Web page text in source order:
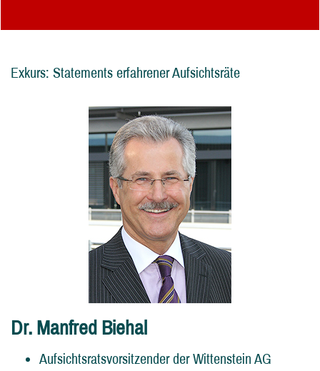
Exkurs: Statements erfahrener Aufsichtsräte
Dr. Manfred Biehal
Aufsichtsratsvorsitzender der Wittenstein AG